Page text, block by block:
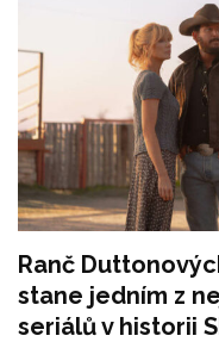
Ranč
stane jedním z
seriálů v historii